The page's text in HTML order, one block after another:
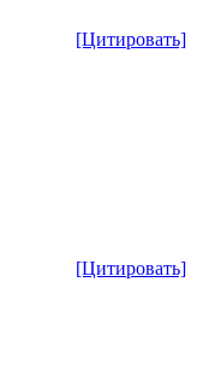
[Цитировать]
[Цитировать]